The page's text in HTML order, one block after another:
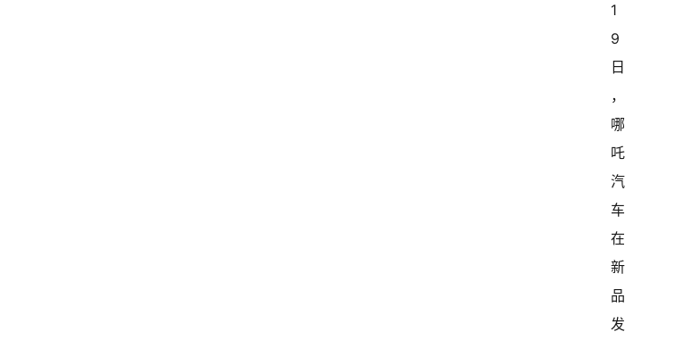
1
9
日
，
哪
吒
汽
车
在
新
品
发